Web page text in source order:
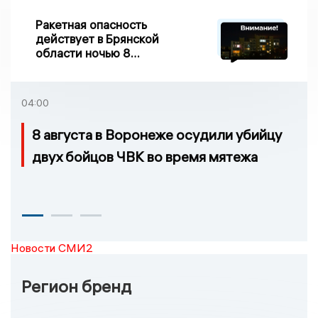
Ракетная опасность
действует в Брянской
области ночью 8
04:00
8 августа в Воронеже осудили убийцу
двух бойцов ЧВК во время мятежа
Новости СМИ2
Регион бренд